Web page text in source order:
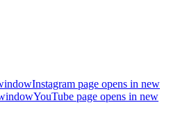
Instagram page opens in new
YouTube page opens in new